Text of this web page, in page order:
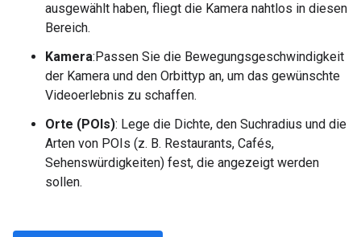
ausgewählt haben, fliegt die Kamera nahtlos in diesen
Bereich.
Kamera:Passen Sie die Bewegungsgeschwindigkeit
der Kamera und den Orbittyp an, um das gewünschte
Videoerlebnis zu schaffen.
Orte (POIs): Lege die Dichte, den Suchradius und die
Arten von POIs (z. B. Restaurants, Cafés,
Sehenswürdigkeiten) fest, die angezeigt werden
sollen.